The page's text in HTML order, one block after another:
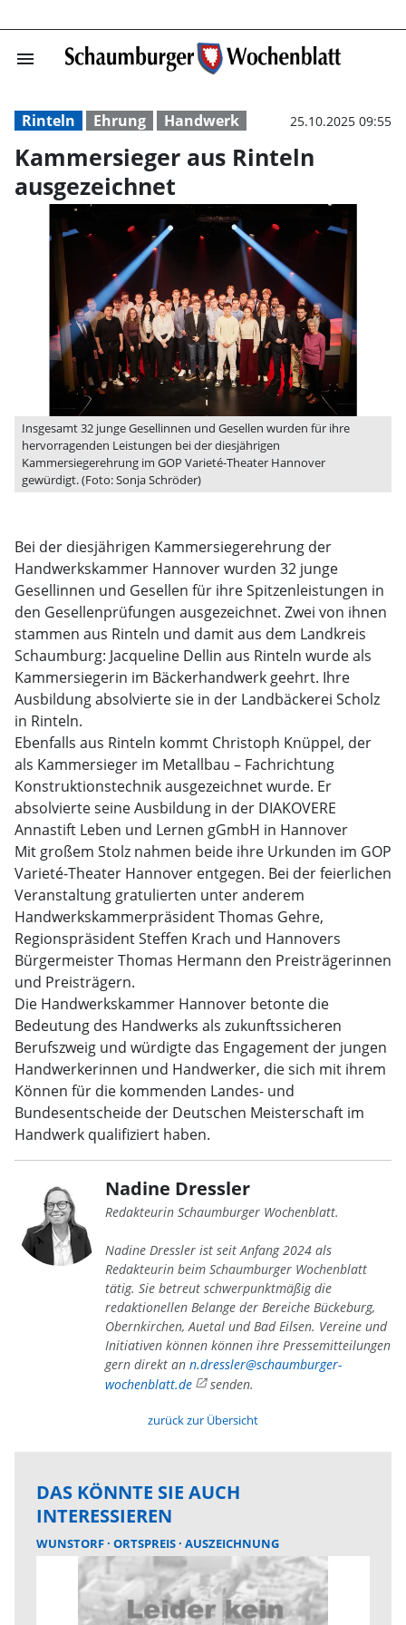
menu Kammersieger
Rinteln Ehrung Handwerk 25.10.2025 09:55
Kammersieger aus Rinteln
ausgezeichnet
Insgesamt 32 junge Gesellinnen und Gesellen wurden für ihre
hervorragenden Leistungen bei der diesjährigen
Kammersiegerehrung im GOP Varieté-Theater Hannover
gewürdigt. (Foto: Sonja Schröder)
Bei der diesjährigen Kammersiegerehrung der
Handwerkskammer Hannover wurden 32 junge
Gesellinnen und Gesellen für ihre Spitzenleistungen in
den Gesellenprüfungen ausgezeichnet. Zwei von ihnen
stammen aus Rinteln und damit aus dem Landkreis
Schaumburg: Jacqueline Dellin aus Rinteln wurde als
Kammersiegerin im Bäckerhandwerk geehrt. Ihre
Ausbildung absolvierte sie in der Landbäckerei Scholz
in Rinteln.
Ebenfalls aus Rinteln kommt Christoph Knüppel, der
als Kammersieger im Metallbau – Fachrichtung
Konstruktionstechnik ausgezeichnet wurde. Er
absolvierte seine Ausbildung in der DIAKOVERE
Annastift Leben und Lernen gGmbH in Hannover
Mit großem Stolz nahmen beide ihre Urkunden im GOP
Varieté-Theater Hannover entgegen. Bei der feierlichen
Veranstaltung gratulierten unter anderem
Handwerkskammerpräsident Thomas Gehre,
Regionspräsident Steffen Krach und Hannovers
Bürgermeister Thomas Hermann den Preisträgerinnen
und Preisträgern.
Die Handwerkskammer Hannover betonte die
Bedeutung des Handwerks als zukunftssicheren
Berufszweig und würdigte das Engagement der jungen
Handwerkerinnen und Handwerker, die sich mit ihrem
Können für die kommenden Landes- und
Bundesentscheide der Deutschen Meisterschaft im
Handwerk qualifiziert haben.
Nadine Dressler
Redakteurin Schaumburger Wochenblatt.
Nadine Dressler ist seit Anfang 2024 als
Redakteurin beim Schaumburger Wochenblatt
tätig. Sie betreut schwerpunktmäßig die
redaktionellen Belange der Bereiche Bückeburg,
Obernkirchen, Auetal und Bad Eilsen. Vereine und
Initiativen können können ihre Pressemitteilungen
gern direkt an n.dressler@schaumburger-
wochenblatt.de
senden.
zurück zur Übersicht
DAS KÖNNTE SIE AUCH
INTERESSIEREN
WUNSTORF ORTSPREIS AUSZEICHNUNG